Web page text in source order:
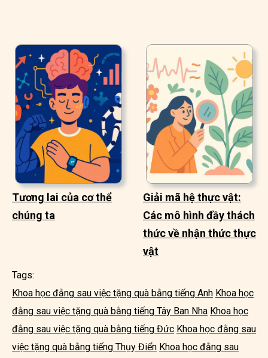
Tương lai của cơ thể
chúng ta
Giải mã hệ thực vật:
Các mô hình đầy thách
thức về nhận thức thực
vật
Tags:
Khoa học đằng sau việc tặng quà bằng tiếng Anh Khoa học
đằng sau việc tặng quà bằng tiếng Tây Ban Nha Khoa học
đằng sau việc tặng quà bằng tiếng Đức Khoa học đằng sau
việc tặng quà bằng tiếng Thụy Điển Khoa học đằng sau